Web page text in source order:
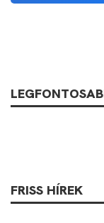
FRISS HÍREK